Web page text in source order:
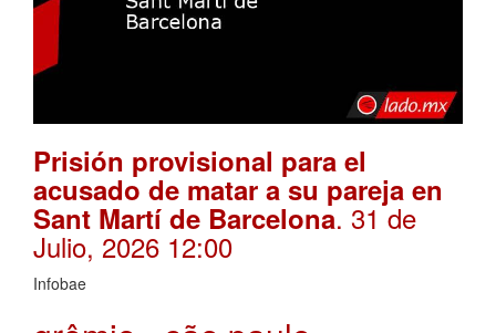
Prisión provisional para el
acusado de matar a su pareja en
Sant Martí de Barcelona. 31 de
Julio, 2026 12:00
Infobae